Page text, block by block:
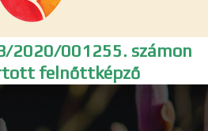
2020/001255. számon
felnőttképző